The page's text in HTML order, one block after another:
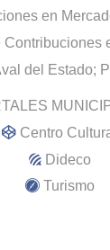
en
Contribuciones
del Estado;
Centro
Dideco
Turismo